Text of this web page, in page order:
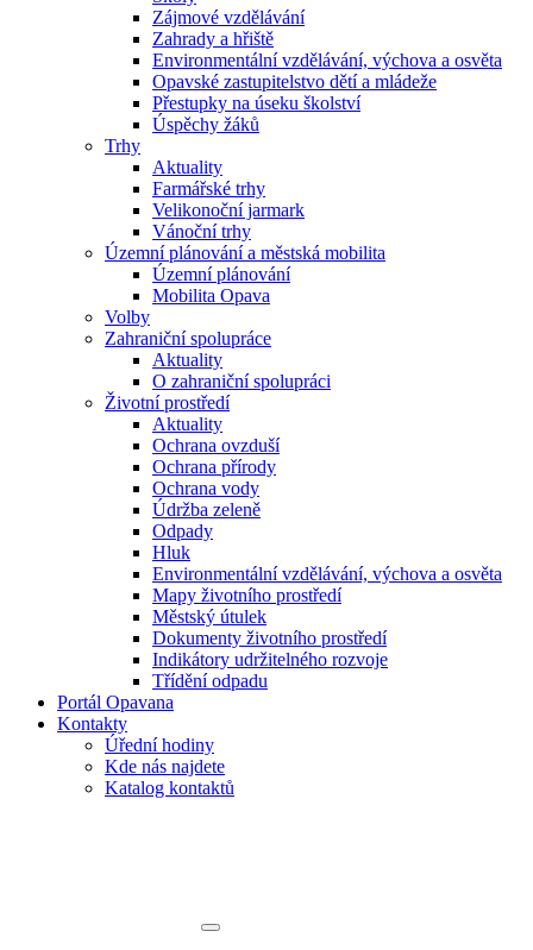
Zájmové vzdělávání
Zahrady a hřiště
Environmentální vzdělávání, výchova a osvěta
Opavské zastupitelstvo dětí a mládeže
Přestupky na úseku školství
Úspěchy žáků
Trhy
Aktuality
Farmářské trhy
Velikonoční jarmark
Vánoční trhy
Územní plánování a městská mobilita
Územní plánování
Mobilita Opava
Volby
Zahraniční spolupráce
Aktuality
O zahraniční spolupráci
Životní prostředí
Aktuality
Ochrana ovzduší
Ochrana přírody
Ochrana vody
Údržba zeleně
Odpady
Hluk
Environmentální vzdělávání, výchova a osvěta
Mapy životního prostředí
Městský útulek
Dokumenty životního prostředí
Indikátory udržitelného rozvoje
Třídění odpadu
Portál Opavana
Kontakty
Úřední hodiny
Kde nás najdete
Katalog kontaktů